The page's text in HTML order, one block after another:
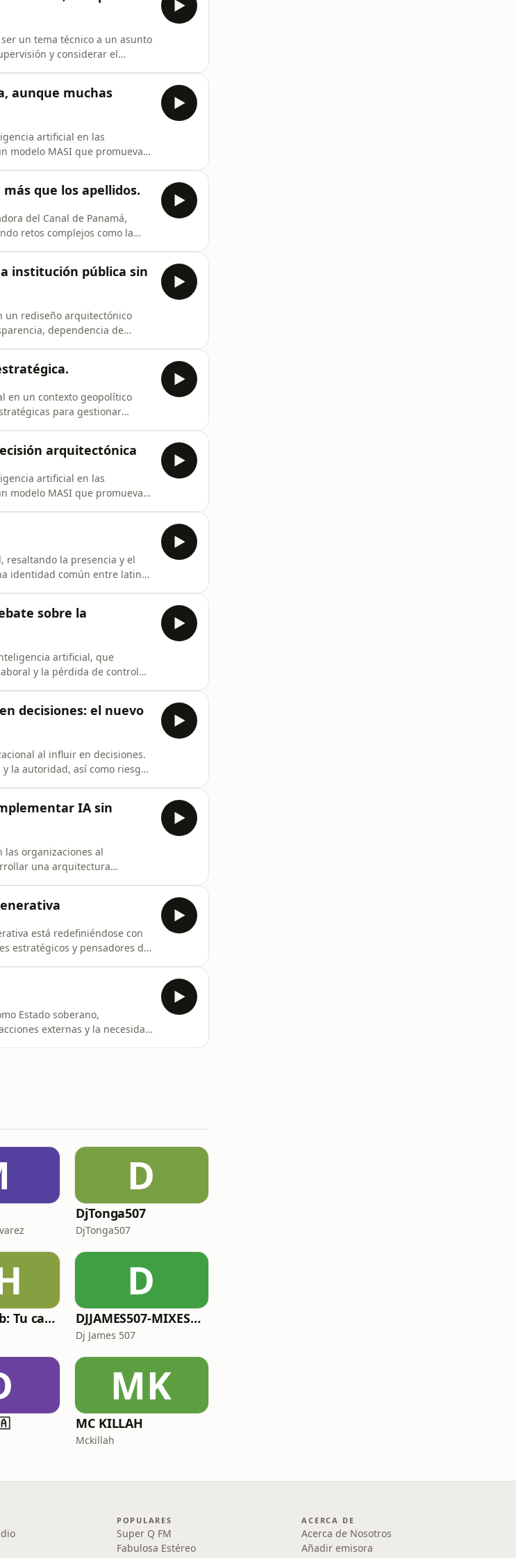
un tema técnico a un asunto
y considerar el
aunque muchas
artificial en las
modelo MASI que promueva
que los apellidos.
del Canal de Panamá,
retos complejos como la
institución pública sin
un rediseño arquitectónico
dependencia de
en un contexto geopolítico
para gestionar
arquitectónica
artificial en las
modelo MASI que promueva
resaltando la presencia y el
identidad común entre latinos
sobre la
artificial, que
y la pérdida de control
decisiones: el nuevo
al influir en decisiones.
la autoridad, así como riesgos
IA sin
las organizaciones al
una arquitectura
está redefiniéndose con
estratégicos y pensadores de
Estado soberano,
externas y la necesidad
D
DjTonga507
DjTonga507
Quantia Hub: Tu camino hacia el bienestar financiero
D
DJJAMES507-MIXES🔥💣
Dj James 507
MK
MC KILLAH
Mckillah
POPULARES
Super Q FM
Fabulosa Estéreo
ACERCA DE
Acerca de Nosotros
Añadir emisora